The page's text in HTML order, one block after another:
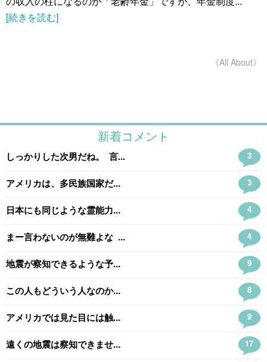
[続きを読む]
《All About》